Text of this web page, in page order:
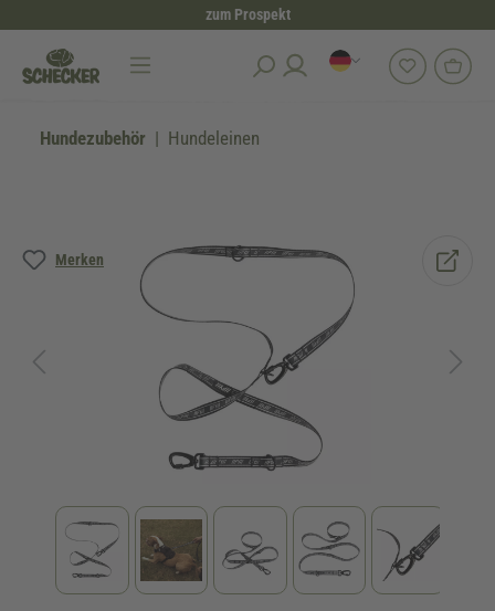
zum Prospekt
Hundezubehör Hundeleinen
Merken
Bildergalerie überspringen